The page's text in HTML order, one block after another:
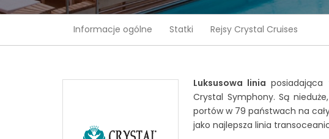
Informacje ogólne Statki Rejsy Crystal Cruises
Luksusowa linia posiadająca
Crystal Symphony. Są
portów w 79 państwach na
jako najlepsza linia